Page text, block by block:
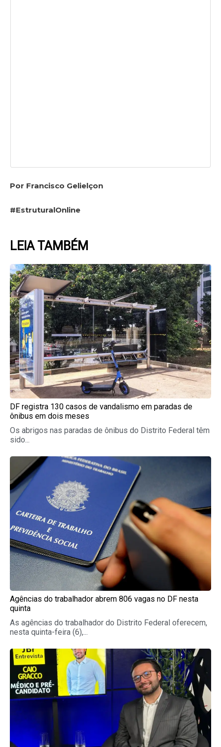
Por Francisco Gelielçon
#EstruturalOnline
LEIA TAMBÉM
DF registra 130 casos de vandalismo em paradas de
ônibus em dois meses
Os abrigos nas paradas de ônibus do Distrito Federal têm
sido...
Agências do trabalhador abrem 806 vagas no DF nesta
quinta
As agências do trabalhador do Distrito Federal oferecem,
nesta quinta-feira (6),...
PagePagePagePagePage